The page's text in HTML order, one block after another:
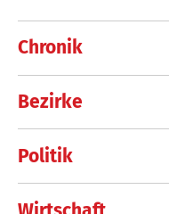
Chronik
Bezirke
Politik